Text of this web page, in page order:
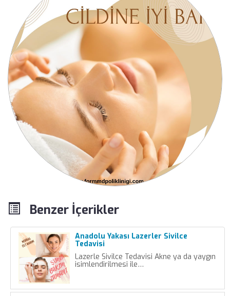
Benzer İçerikler
Anadolu Yakası Lazerler Sivilce
Tedavisi
Lazerle Sivilce Tedavisi Akne ya da yaygın
isimlendirilmesi ile…